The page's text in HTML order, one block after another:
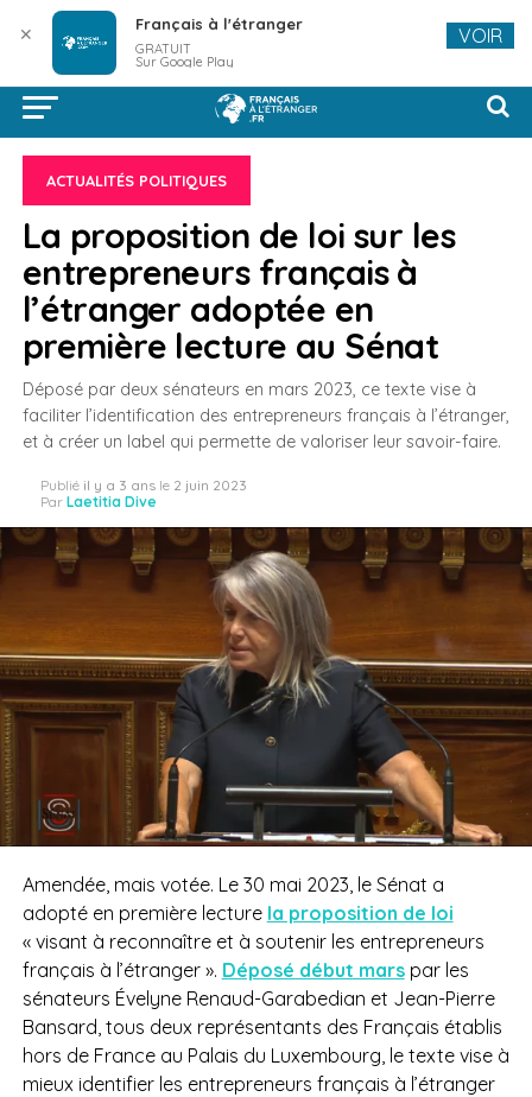
ACTUALITÉS POLITIQUES
La proposition de loi sur les
entrepreneurs français à
l’étranger adoptée en
première lecture au Sénat
Déposé par deux sénateurs en mars 2023, ce texte vise à
faciliter l’identification des entrepreneurs français à l’étranger,
et à créer un label qui permette de valoriser leur savoir-faire.
Publié il y a 3 ans le 2 juin 2023
Par Laetitia Dive
Amendée, mais votée. Le 30 mai 2023, le Sénat a
adopté en première lecture la proposition de loi
« visant à reconnaître et à soutenir les entrepreneurs
français à l’étranger ». Déposé début marspar les
sénateurs Évelyne Renaud-Garabedian et Jean-Pierre
Bansard, tous deux représentants des Français établis
hors de France au Palais du Luxembourg, le texte vise à
mieux identifier les entrepreneurs français à l’étranger
✕ Français à l'étranger
GRATUIT
Sur Google Play
VOIR